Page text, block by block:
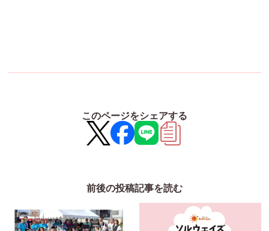
このページをシェアする
前後の投稿記事を読む